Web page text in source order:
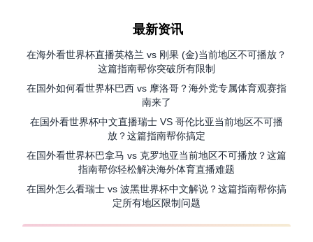
最新资讯
在海外看世界杯直播英格兰 vs 刚果 (金)当前地区不可播放？
这篇指南帮你突破所有限制
在国外如何看世界杯巴西 vs 摩洛哥？海外党专属体育观赛指
南来了
在国外看世界杯中文直播瑞士 VS 哥伦比亚当前地区不可播
放？这篇指南帮你搞定
在国外看世界杯巴拿马 vs 克罗地亚当前地区不可播放？这篇
指南帮你轻松解决海外体育直播难题
在国外怎么看瑞士 vs 波黑世界杯中文解说？这篇指南帮你搞
定所有地区限制问题